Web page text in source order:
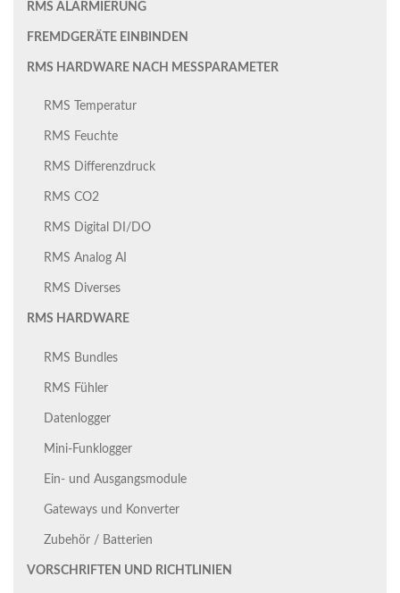
RMS ALARMIERUNG
FREMDGERÄTE EINBINDEN
RMS HARDWARE NACH MESSPARAMETER
RMS Temperatur
RMS Feuchte
RMS Differenzdruck
RMS CO2
RMS Digital DI/DO
RMS Analog AI
RMS Diverses
RMS HARDWARE
RMS Bundles
RMS Fühler
Datenlogger
Mini-Funklogger
Ein- und Ausgangsmodule
Gateways und Konverter
Zubehör / Batterien
VORSCHRIFTEN UND RICHTLINIEN